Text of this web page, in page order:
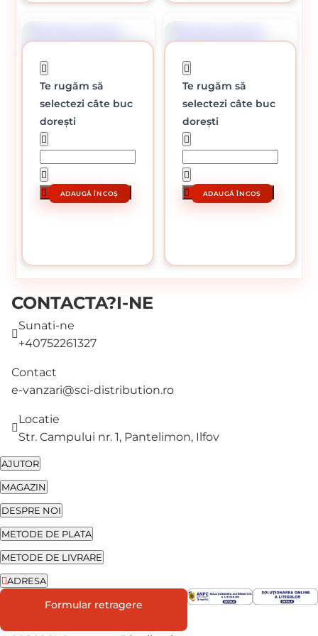
110 mm
8.21 lei / buc
Te rugăm să
selectezi câte buc
dorești
ADAUGĂ ÎN COȘ
mm
2 lei / buc
Te rugăm să
selectezi câte buc
dorești
ADAUGĂ ÎN COȘ
CONTACTA?I-NE
Sunati-ne
+40752261327
Contact
e-vanzari@sci-distribution.ro
Locatie
Str. Campului nr. 1, Pantelimon, Ilfov
AJUTOR
MAGAZIN
DESPRE NOI
METODE DE PLATA
METODE DE LIVRARE
ADRESA
Formular retragere